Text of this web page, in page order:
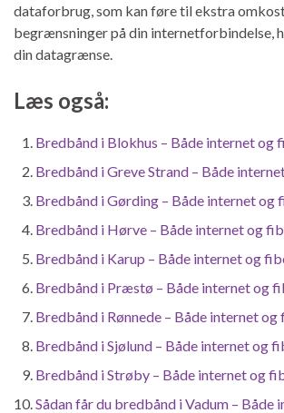
dataforbrug, som kan føre til ekstra
begrænsninger på din internetforbindelse,
din datagrænse.
Læs også:
Bredbånd i Blokhus – Både internet og
Bredbånd i Greve Strand – Både
Bredbånd i Gørding – Både internet og
Bredbånd i Hørve – Både internet og
Bredbånd i Karup – Både internet og
Bredbånd i Præstø – Både internet og
Bredbånd i Rønnede – Både internet
Bredbånd i Sjølund – Både internet og
Bredbånd i Strøby – Både internet og
Sådan får du bredbånd i Vadum – Både